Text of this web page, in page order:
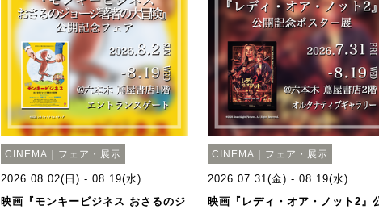
CINEMA｜フェア・展示
2026.08.02(日) - 08.19(水)
映画『モンキービジネス おさるのジ
CINEMA｜フェア・展示
2026.07.31(金) - 08.19(水)
映画『レディ・オア・ノット2』